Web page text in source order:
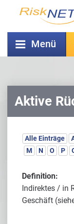
Menü
Aktive
Alle Einträge
M
N O P
Definition:
Indirektes / in
Geschäft